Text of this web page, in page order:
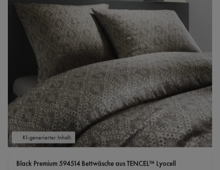
KI-generierter Inhalt.
Black Premium 594514 Bettwäsche aus TENCEL™ Lyocell